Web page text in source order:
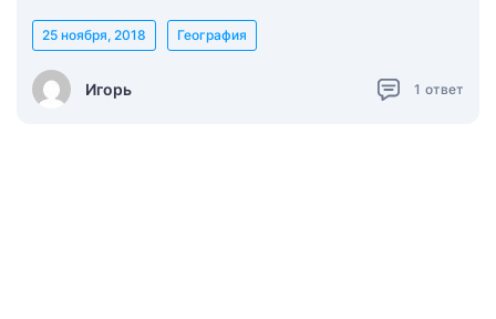
Игорь
25 ноября, 2018 География
1 ответ